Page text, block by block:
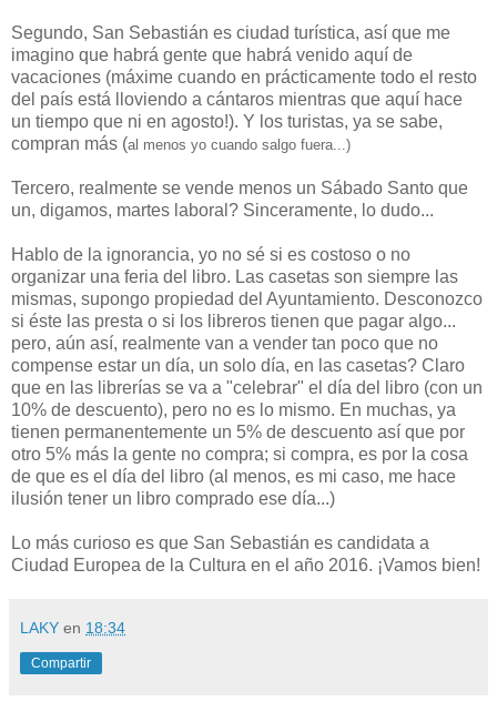
Segundo, San Sebastián es ciudad turística, así que me
imagino que habrá gente que habrá venido aquí de
vacaciones (máxime cuando en prácticamente todo el resto
del país está lloviendo a cántaros mientras que aquí hace
un tiempo que ni en agosto!). Y los turistas, ya se sabe,
compran más (al menos yo cuando salgo fuera...)
Tercero, realmente se vende menos un Sábado Santo que
un, digamos, martes laboral? Sinceramente, lo dudo...
Hablo de la ignorancia, yo no sé si es costoso o no
organizar una feria del libro. Las casetas son siempre las
mismas, supongo propiedad del Ayuntamiento. Desconozco
si éste las presta o si los libreros tienen que pagar algo...
pero, aún así, realmente van a vender tan poco que no
compense estar un día, un solo día, en las casetas? Claro
que en las librerías se va a "celebrar" el día del libro (con un
10% de descuento), pero no es lo mismo. En muchas, ya
tienen permanentemente un 5% de descuento así que por
otro 5% más la gente no compra; si compra, es por la cosa
de que es el día del libro (al menos, es mi caso, me hace
ilusión tener un libro comprado ese día...)
Lo más curioso es que San Sebastián es candidata a
Ciudad Europea de la Cultura en el año 2016. ¡Vamos bien!
LAKY en 18:34
Compartir